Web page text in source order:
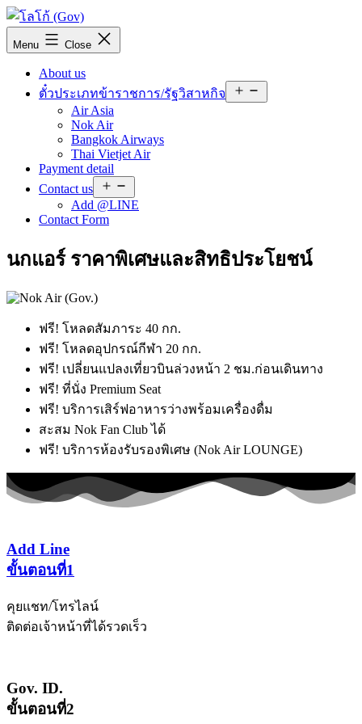
Skip
to
content
KP
TICKET
Menu Close
About us
ตั๋วประเภทข้าราชการ/รัฐวิสาหกิจ
menu
Air Asia
Nok Air
Bangkok Airways
Thai Vietjet Air
Payment detail
Contact us
menu
Add @LINE
Contact Form
นกแอร์ ราคาพิเศษและสิทธิประโยชน์
ฟรี! โหลดสัมภาระ 40 กก.
ฟรี! โหลดอุปกรณ์กีฬา 20 กก.
ฟรี! เปลี่ยนแปลงเที่ยวบินล่วงหน้า 2 ชม.ก่อนเดินทาง
ฟรี! ที่นั่ง Premium Seat
ฟรี! บริการเสิร์ฟอาหารว่างพร้อมเครื่องดื่ม
สะสม Nok Fan Club ได้
ฟรี! บริการห้องรับรองพิเศษ (Nok Air LOUNGE)
Add Line
ขั้นตอนที่1
คุยแชท/โทรไลน์
ติดต่อเจ้าหน้าที่ได้รวดเร็ว
Gov. ID.
ขั้นตอนที่2